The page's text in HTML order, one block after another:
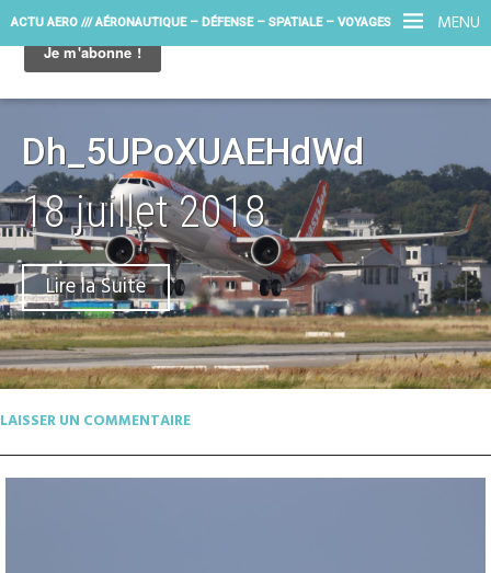
MENU
ACTU AERO /// AÉRONAUTIQUE – DÉFENSE – SPATIALE – VOYAGES
Dh_5UPoXUAEHdWd
18 juillet 2018
Lire la Suite
LAISSER UN COMMENTAIRE